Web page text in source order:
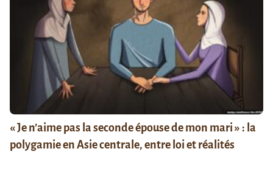
« Je n’aime pas la seconde épouse de mon mari » : la
polygamie en Asie centrale, entre loi et réalités